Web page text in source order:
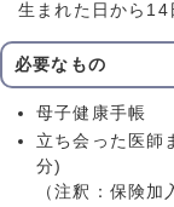
生まれた日から14
必要なもの
母子健康手帳
立ち会った医師
分)
（注釈：保険